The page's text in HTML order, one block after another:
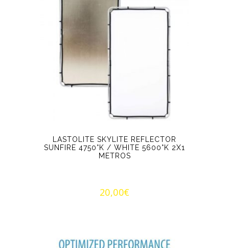
LASTOLITE SKYLITE REFLECTOR
SUNFIRE 4750°K / WHITE 5600°K 2X1
METROS
20,00€